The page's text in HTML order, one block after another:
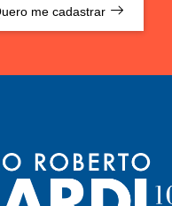
me cadastrar